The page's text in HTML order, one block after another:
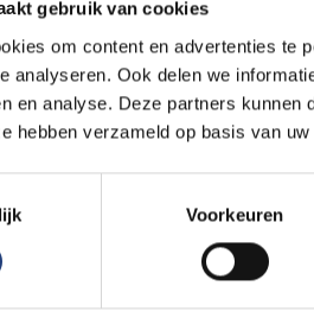
gebruik van cookies
om content en advertenties te
analyseren. Ook delen we
en analyse. Deze partners
hebben verzameld op basis van
Voorkeuren
door hun feed swipen met
de afgelopen lockdown. Deze
van de Nederlands taal veel
reacties uit? "Ontlening is een
of grammaticale patronen, uit
aan de VUB. "Omdat
Zo zijn Nederlandse
storen. Lees meer op
knack.be